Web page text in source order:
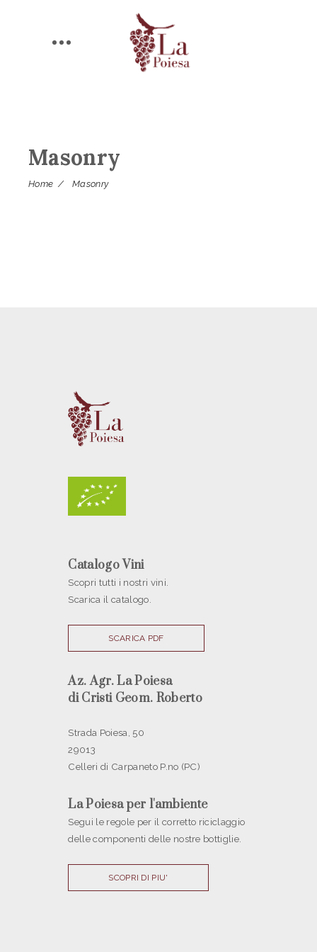
Masonry
Home / Masonry
Catalogo Vini
Scopri tutti i nostri vini.
Scarica il catalogo.
SCARICA PDF
Az. Agr. La Poiesa
di Cristi Geom. Roberto
Strada Poiesa, 50
29013
Celleri di Carpaneto P.no (PC)
La Poiesa per l'ambiente
Segui le regole per il corretto riciclaggio
delle componenti delle nostre bottiglie.
SCOPRI DI PIU'
Title